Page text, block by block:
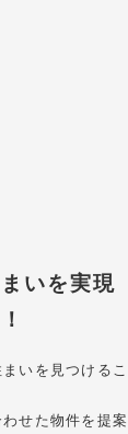
いを実現
いを見つけるこ
せた物件を提案